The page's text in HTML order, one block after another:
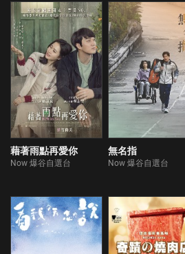
藉著雨點再愛你
Now 爆谷自選台
無名指
Now 爆谷自選台